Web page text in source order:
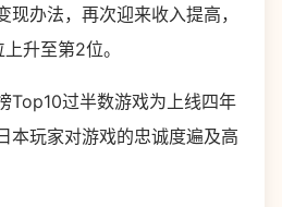
现办法，再次迎来收入提高，
升至第2位。
Top10过半数游戏为上线四年
本玩家对游戏的忠诚度遍及高